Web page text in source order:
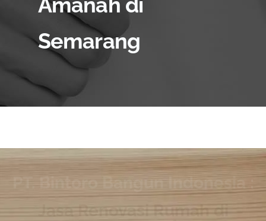
Semarang
PT. Bintoro Bangun Indonesia :
Jasa Renovasi Rumah di